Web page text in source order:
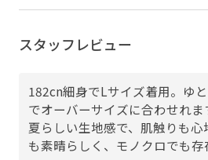
スタッフレビュー
182cn細身でLサイズ着用。ゆ
でオーバーサイズに合わせれ
夏らしい生地感で、肌触りも心
も素晴らしく、モノクロでも存